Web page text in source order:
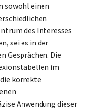
sowohl einen
des Interesses
sei es in der
Gesprächen. Die
im
korrekte
Anwendung dieser